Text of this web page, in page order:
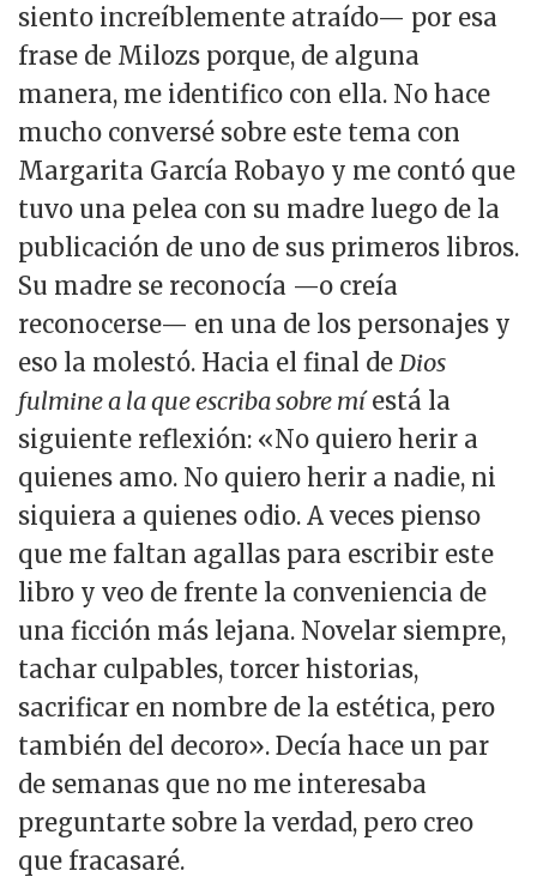
siento increíblemente atraído— por esa
frase de Milozs porque, de alguna
manera, me identifico con ella. No hace
mucho conversé sobre este tema con
Margarita García Robayo y me contó que
tuvo una pelea con su madre luego de la
publicación de uno de sus primeros libros.
Su madre se reconocía —o creía
reconocerse— en una de los personajes y
eso la molestó. Hacia el final de Dios
fulmine a la que escriba sobre míestá la
siguiente reflexión: «No quiero herir a
quienes amo. No quiero herir a nadie, ni
siquiera a quienes odio. A veces pienso
que me faltan agallas para escribir este
libro y veo de frente la conveniencia de
una ficción más lejana. Novelar siempre,
tachar culpables, torcer historias,
sacrificar en nombre de la estética, pero
también del decoro». Decía hace un par
de semanas que no me interesaba
preguntarte sobre la verdad, pero creo
que fracasaré.